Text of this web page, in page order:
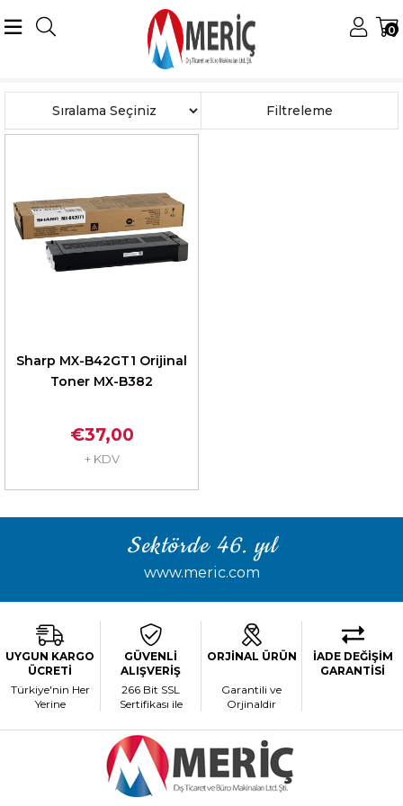
0
Sharp Digital Tonerler MX-B382 Toner
Filtreleme
Sıralama
Sharp MX-B42GT1 Orijinal
Toner MX-B382
€37,00
+ KDV
Sektörde 46. yıl
www.meric.com
UYGUN KARGO
ÜCRETİ
Türkiye'nin Her
Yerine
GÜVENLİ
ALIŞVERİŞ
266 Bit SSL
Sertifikası ile
ORJİNAL ÜRÜN
Garantili ve
Orjinaldir
İADE DEĞİŞİM
GARANTİSİ